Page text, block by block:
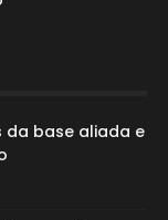
da base aliada e